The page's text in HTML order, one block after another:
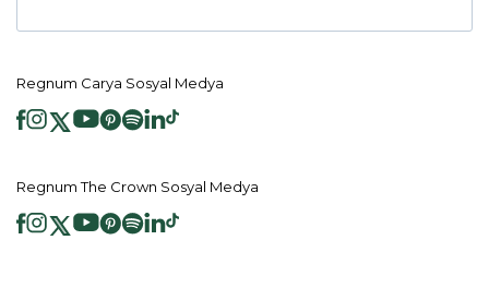
Regnum Carya Sosyal Medya
Regnum The Crown Sosyal Medya